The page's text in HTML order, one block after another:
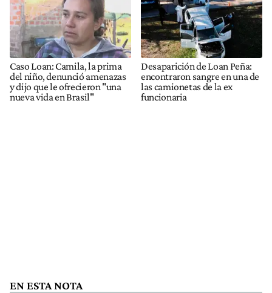
Caso Loan: Camila, la prima
del niño, denunció amenazas
y dijo que le ofrecieron "una
nueva vida en Brasil"
Desaparición de Loan Peña:
encontraron sangre en una de
las camionetas de la ex
funcionaria
EN ESTA NOTA